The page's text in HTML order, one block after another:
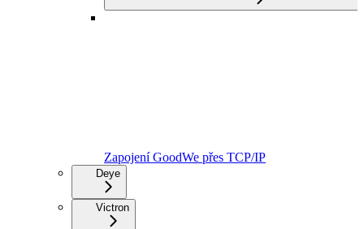
Zapojení GoodWe přes TCP/IP
Deye
Victron